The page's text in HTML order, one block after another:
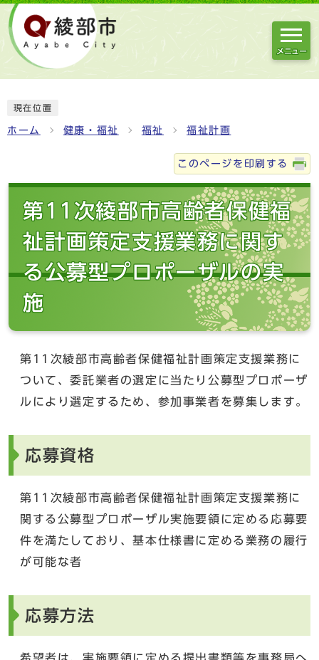
メニュー
現在位置
ホーム 健康・福祉 福祉 福祉計画
このページを印刷する
第11次綾部市高齢者保健福
祉計画策定支援業務に関す
る公募型プロポーザルの実
施
第11次綾部市高齢者保健福祉計画策定支援業務に
ついて、委託業者の選定に当たり公募型プロポーザ
ルにより選定するため、参加事業者を募集します。
応募資格
第11次綾部市高齢者保健福祉計画策定支援業務に
関する公募型プロポーザル実施要領に定める応募要
件を満たしており、基本仕様書に定める業務の履行
が可能な者
応募方法